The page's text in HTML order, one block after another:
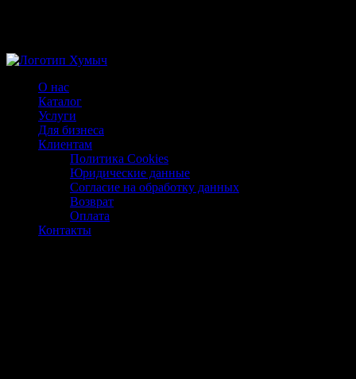
О нас
Каталог
Услуги
Для бизнеса
Клиентам
Политика Cookies
Юридические данные
Согласие на обработку данных
Возврат
Оплата
Контакты